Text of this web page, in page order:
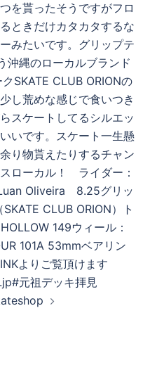
を貰ったそうですがフロ
ときだけカタカタするな
みたいです。グリップテ
沖縄のローカルブランド
SKATE CLUB ORIONの
し荒めな感じで食いつき
スケートしてるシルエッ
いです。スケート一生懸
り物貰えたりするチャン
ローカル！ ライダー：
Oliveira 8.25グリッ
CLUB ORION）ト
149ウィール：
101A 53mmベアリン
よりご覧頂けます
元祖デッキ拝見